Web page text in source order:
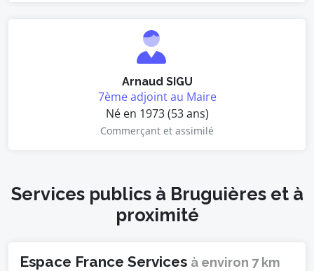
Arnaud SIGU
7ème adjoint au Maire
Né en 1973 (53 ans)
Commerçant et assimilé
Services publics à Bruguières et à
proximité
Espace France Services à environ 7 km